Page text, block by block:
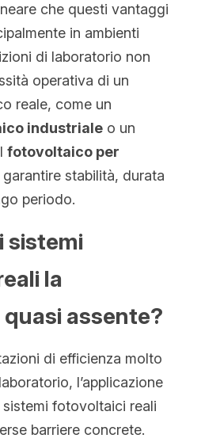
che questi vantaggi
in ambienti
di laboratorio non
operativa di un
industriale o un
fotovoltaico per
stabilità, durata
periodo.
sistemi
la
assente?
di efficienza molto
l’applicazione
fotovoltaici reali
barriere concrete.